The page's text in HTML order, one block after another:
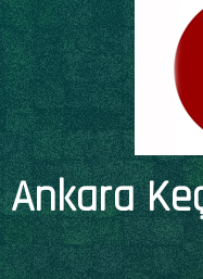
Ankara